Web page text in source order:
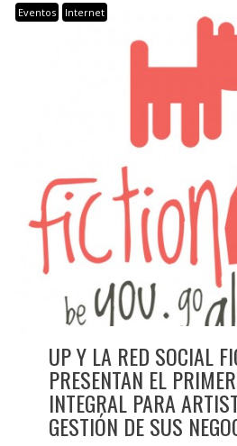
Eventos Internet
UP Y LA RED SOCIAL
PRESENTAN EL
INTEGRAL PARA
GESTIÓN DE SUS